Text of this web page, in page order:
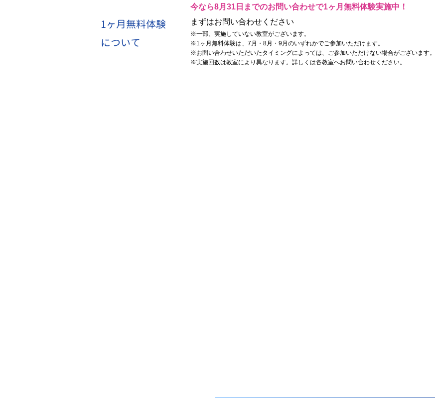
1ヶ月無料体験
について
今なら8月31日までのお問い合わせで1ヶ月無料体験実施中！
まずはお問い合わせください
※一部、実施していない教室がございます。
※1ヶ月無料体験は、7月・8月・9月のいずれかでご参加いただけます。
※お問い合わせいただいたタイミングによっては、ご参加いただけない場合がございます。
※実施回数は教室により異なります。詳しくは各教室へお問い合わせください。